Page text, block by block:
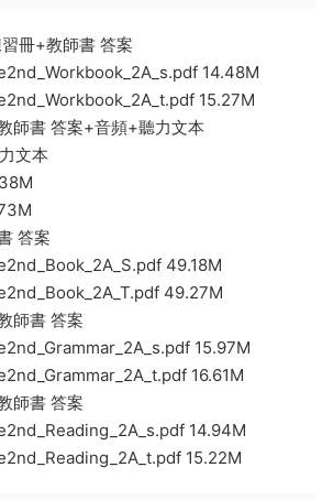
冊+教師書 答案
14.48M
15.27M
師書 答案+音頻+聽力文本
文本
答案
49.18M
49.27M
師書 答案
15.97M
16.61M
師書 答案
14.94M
15.22M